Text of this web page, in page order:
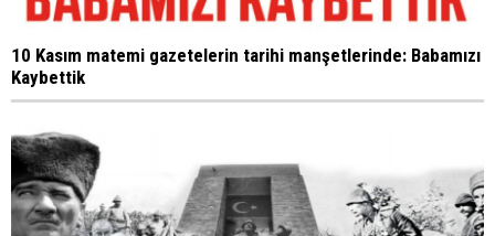
10 Kasım matemi gazetelerin tarihi manşetlerinde: Babamızı
Kaybettik